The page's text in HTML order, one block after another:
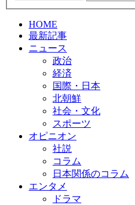
HOME
最新記事
ニュース
政治
経済
国際・日本
北朝鮮
社会・文化
スポーツ
オピニオン
社説
コラム
日本関係のコラム
エンタメ
ドラマ